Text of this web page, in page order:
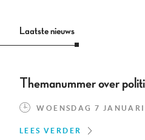
Laatste nieuws
Themanummer over
WOENSDAG 7
LEES VERDER